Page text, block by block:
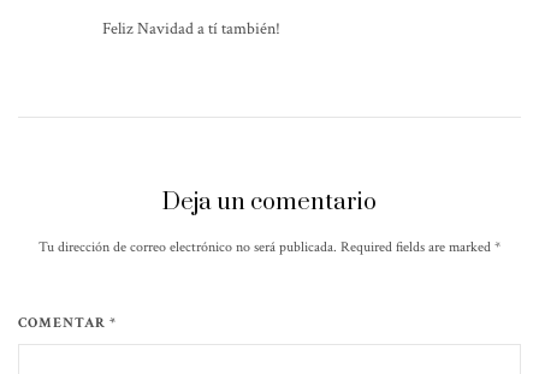
Feliz Navidad a tí también!
Deja un comentario
Tu dirección de correo electrónico no será publicada. Required fields are marked *
COMENTAR *